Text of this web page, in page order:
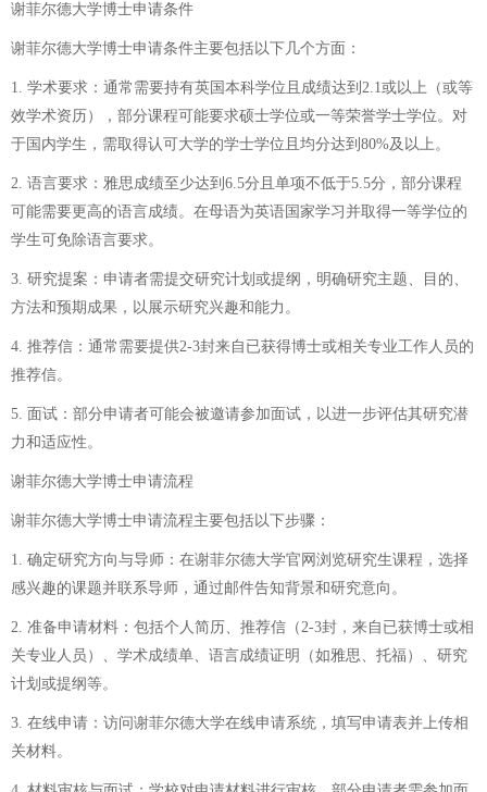
谢菲尔德大学博士申请条件
谢菲尔德大学博士申请条件主要包括以下几个方面：
1. 学术要求：通常需要持有英国本科学位且成绩达到2.1或以上（或等
效学术资历），部分课程可能要求硕士学位或一等荣誉学士学位。对
于国内学生，需取得认可大学的学士学位且均分达到80%及以上。
2. 语言要求：雅思成绩至少达到6.5分且单项不低于5.5分，部分课程
可能需要更高的语言成绩。在母语为英语国家学习并取得一等学位的
学生可免除语言要求。
3. 研究提案：申请者需提交研究计划或提纲，明确研究主题、目的、
方法和预期成果，以展示研究兴趣和能力。
4. 推荐信：通常需要提供2-3封来自已获得博士或相关专业工作人员的
推荐信。
5. 面试：部分申请者可能会被邀请参加面试，以进一步评估其研究潜
力和适应性。
谢菲尔德大学博士申请流程
谢菲尔德大学博士申请流程主要包括以下步骤：
1. 确定研究方向与导师：在谢菲尔德大学官网浏览研究生课程，选择
感兴趣的课题并联系导师，通过邮件告知背景和研究意向。
2. 准备申请材料：包括个人简历、推荐信（2-3封，来自已获博士或相
关专业人员）、学术成绩单、语言成绩证明（如雅思、托福）、研究
计划或提纲等。
3. 在线申请：访问谢菲尔德大学在线申请系统，填写申请表并上传相
关材料。